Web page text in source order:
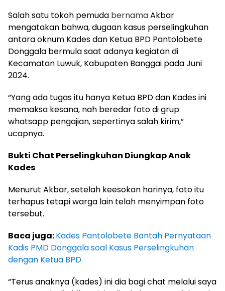
Salah satu tokoh pemuda bernamaAkbar
mengatakan bahwa, dugaan kasus perselingkuhan
antara oknum Kades dan Ketua BPD Pantolobete
Donggala bermula saat adanya kegiatan di
Kecamatan Luwuk, Kabupaten Banggai pada Juni
2024.
“Yang ada tugas itu hanya Ketua BPD dan Kades ini
memaksa kesana, nah beredar foto di grup
whatsapp pengajian, sepertinya salah kirim,”
ucapnya.
Bukti Chat Perselingkuhan Diungkap Anak
Kades
Menurut Akbar, setelah keesokan harinya, foto itu
terhapus tetapi warga lain telah menyimpan foto
tersebut.
Baca juga:Kades Pantolobete Bantah Pernyataan
Kadis PMD Donggala soal Kasus Perselingkuhan
dengan Ketua BPD
“Terus anaknya (kades) ini dia bagi chat melalui saya